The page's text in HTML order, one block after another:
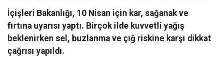
İçişleri Bakanlığı, 10 Nisan için kar, sağanak ve
fırtına uyarısı yaptı. Birçok ilde kuvvetli yağış
beklenirken sel, buzlanma ve çığ riskine karşı dikkat
çağrısı yapıldı.